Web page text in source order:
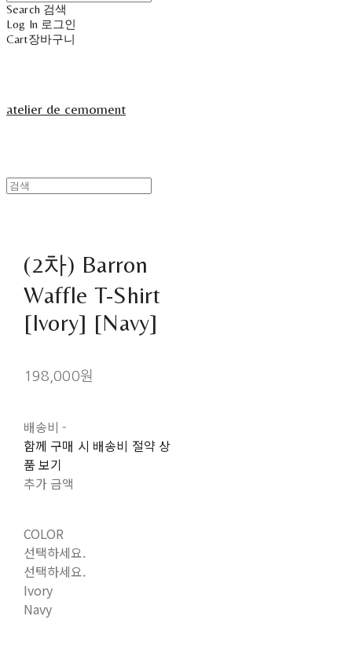
Search 검색
Log In 로그인
Cart장바구니
atelier de cemoment
(2차) Barron
Waffle T-Shirt
[Ivory] [Navy]
198,000원
배송비 -
함께 구매 시 배송비 절약 상
품 보기
추가 금액
COLOR
선택하세요.
선택하세요.
Ivory
Navy